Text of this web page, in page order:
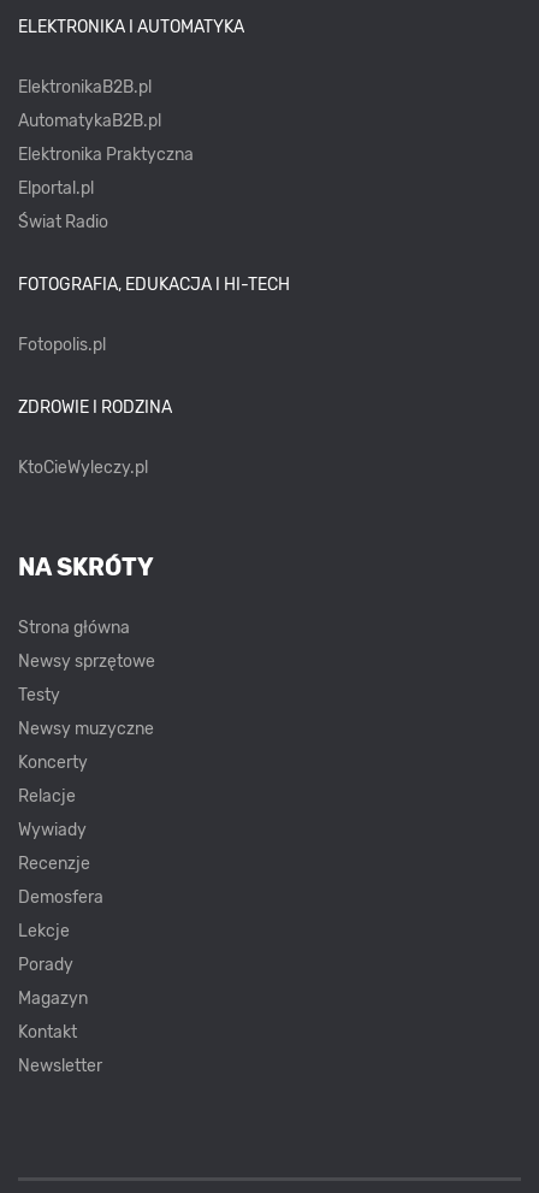
ELEKTRONIKA I AUTOMATYKA
ElektronikaB2B.pl
AutomatykaB2B.pl
Elektronika Praktyczna
Elportal.pl
Świat Radio
FOTOGRAFIA, EDUKACJA I HI-TECH
Fotopolis.pl
ZDROWIE I RODZINA
KtoCieWyleczy.pl
NA SKRÓTY
Strona główna
Newsy sprzętowe
Testy
Newsy muzyczne
Koncerty
Relacje
Wywiady
Recenzje
Demosfera
Lekcje
Porady
Magazyn
Kontakt
Newsletter